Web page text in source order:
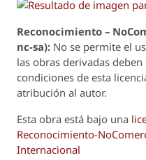
Reconocimiento –
nc-sa): No se permite el
las obras derivadas
condiciones de esta
atribución al autor.
Esta obra está bajo una
Reconocimiento-
Internacional